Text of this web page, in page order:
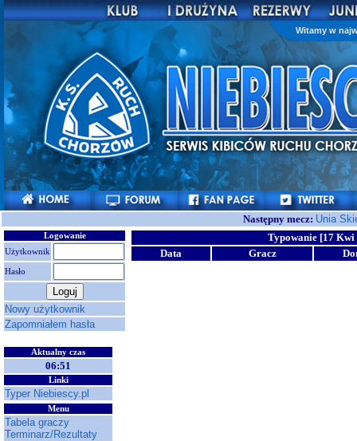
Witamy w
Następny mecz: Unia
Logowanie
Użytkownik
Hasło
Nowy użytkownik
Zapomniałem hasła
Aktualny czas
06:51
Linki
Typer Niebiescy.pl
Menu
Tabela graczy
Terminarz/Rezultaty
Typowanie [17 Kwi
Data
Gracz